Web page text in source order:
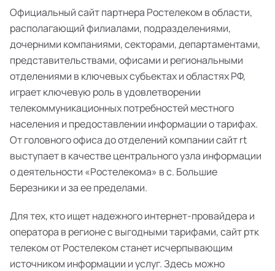
Официальный сайт партнера Ростелеком в области,
располагающий филиалами, подразделениями,
дочерними компаниями, секторами, департаментами,
представительствами, офисами и региональными
отделениями в ключевых субъектах и областях РФ,
играет ключевую роль в удовлетворении
телекоммуникационных потребностей местного
населения и предоставлении информации о тарифах.
От головного офиса до отделений компании сайт rt
выступает в качестве центрального узла информации
о деятельности «Ростелекома» в с. Большие
Березники и за ее пределами.
Для тех, кто ищет надежного интернет-провайдера и
оператора в регионе с выгодными тарифами, сайт ртк
телеком от Ростелеком станет исчерпывающим
источником информации и услуг. Здесь можно